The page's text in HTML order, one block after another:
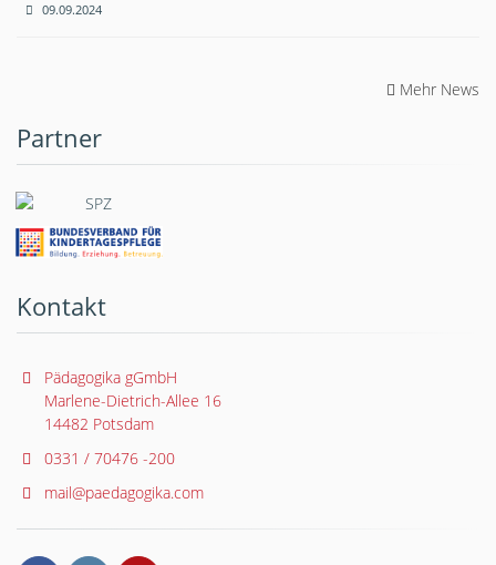
09.09.2024
Mehr News
Partner
Kontakt
Pädagogika gGmbH
Marlene-Dietrich-Allee 16
14482 Potsdam
0331 / 70476 -200
mail@paedagogika.com